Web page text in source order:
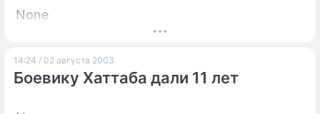
None
14:24 / 02 августа 2003
Боевику Хаттаба дали 11 лет